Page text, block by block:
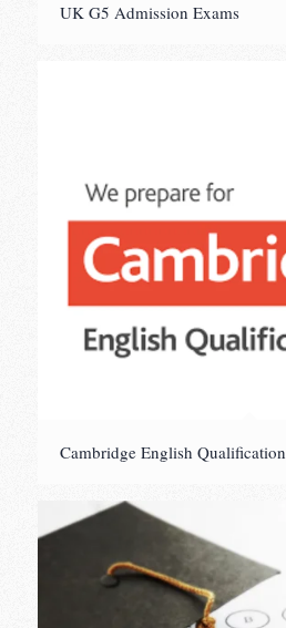
UK G5 Admission Exams
Cambridge English Qualification